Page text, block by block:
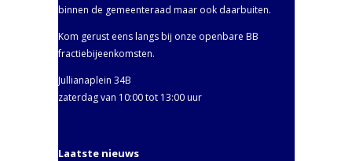
binnen de gemeenteraad maar ook daarbuiten.
Kom gerust eens langs bij onze openbare BB
fractiebijeenkomsten.
Jullianaplein 34B
zaterdag van 10:00 tot 13:00 uur
Laatste nieuws